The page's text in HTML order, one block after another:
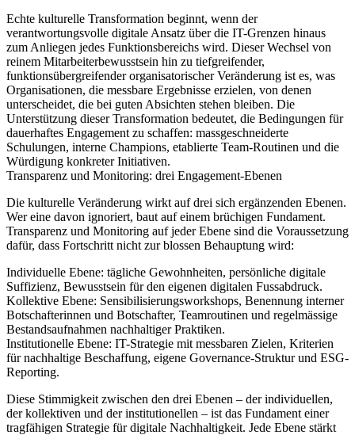
Echte kulturelle Transformation beginnt, wenn der
verantwortungsvolle digitale Ansatz über die IT-Grenzen hinaus
zum Anliegen jedes Funktionsbereichs wird. Dieser Wechsel von
reinem Mitarbeiterbewusstsein hin zu tiefgreifender,
funktionsübergreifender organisatorischer Veränderung ist es, was
Organisationen, die messbare Ergebnisse erzielen, von denen
unterscheidet, die bei guten Absichten stehen bleiben. Die
Unterstützung dieser Transformation bedeutet, die Bedingungen für
dauerhaftes Engagement zu schaffen: massgeschneiderte
Schulungen, interne Champions, etablierte Team-Routinen und die
Würdigung konkreter Initiativen.
Transparenz und Monitoring: drei Engagement-Ebenen
Die kulturelle Veränderung wirkt auf drei sich ergänzenden Ebenen.
Wer eine davon ignoriert, baut auf einem brüchigen Fundament.
Transparenz und Monitoring auf jeder Ebene sind die Voraussetzung
dafür, dass Fortschritt nicht zur blossen Behauptung wird:
Individuelle Ebene: tägliche Gewohnheiten, persönliche digitale
Suffizienz, Bewusstsein für den eigenen digitalen Fussabdruck.
Kollektive Ebene: Sensibilisierungsworkshops, Benennung interner
Botschafterinnen und Botschafter, Teamroutinen und regelmässige
Bestandsaufnahmen nachhaltiger Praktiken.
Institutionelle Ebene: IT-Strategie mit messbaren Zielen, Kriterien
für nachhaltige Beschaffung, eigene Governance-Struktur und ESG-
Reporting.
Diese Stimmigkeit zwischen den drei Ebenen – der individuellen,
der kollektiven und der institutionellen – ist das Fundament einer
tragfähigen Strategie für digitale Nachhaltigkeit. Jede Ebene stärkt